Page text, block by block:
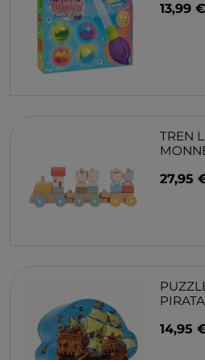
13,99 €
TREN
27,95
14,95